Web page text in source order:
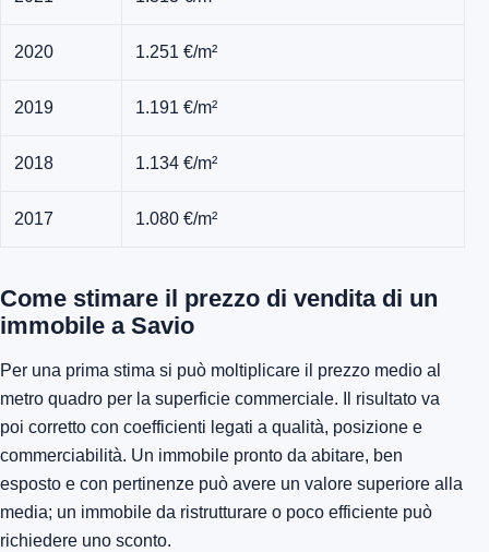
2020 1.251 €/m²
2019 1.191 €/m²
2018 1.134 €/m²
2017 1.080 €/m²
Come stimare il prezzo di vendita di un
immobile a Savio
Per una prima stima si può moltiplicare il prezzo medio al
metro quadro per la superficie commerciale. Il risultato va
poi corretto con coefficienti legati a qualità, posizione e
commerciabilità. Un immobile pronto da abitare, ben
esposto e con pertinenze può avere un valore superiore alla
media; un immobile da ristrutturare o poco efficiente può
richiedere uno sconto.